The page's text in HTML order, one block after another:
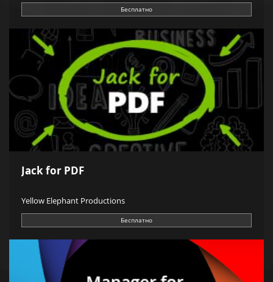
Бесплатно
Jack for PDF
Yellow Elephant Productions
Бесплатно